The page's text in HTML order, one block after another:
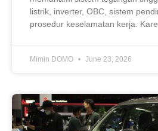
listrik, inverter, OBC, sistem
prosedur keselamatan kerja.
Mimin DOMO June 23, 2026